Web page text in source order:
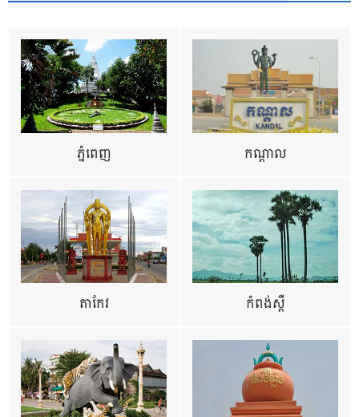
ភ្នំពេញ កណ្តាល
តាកែវ កំពង់ស្ពឺ